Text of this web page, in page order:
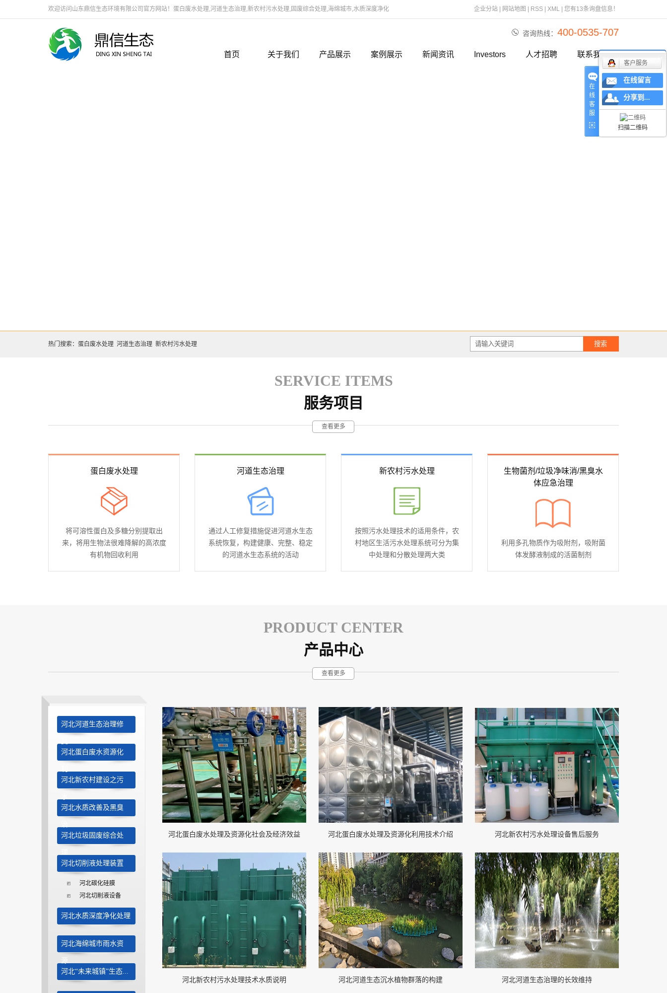
欢迎访问山东鼎信生态环境有限公司官方网站！蛋白废水处理,河道生态治理,新农村污水处理,固废综合处理,海绵城市,水质深度净化 企业分站 网站地图 RSS XML 您有13条询盘信息！
咨询热线： 400-0535-707
首页 关于我们 产品展示 案例展示 新闻资讯 Investors 人才招聘 联系我们
热门搜索： 蛋白废水处理 河道生态治理 新农村污水处理
SERVICE ITEMS
服务项目
查看更多
蛋白废水处理
将可溶性蛋白及多糖分别提取出
来，将用生物法很难降解的高浓度
有机物回收利用
河道生态治理
通过人工修复措施促进河道水生态
系统恢复，构建健康、完整、稳定
的河道水生态系统的活动
新农村污水处理
按照污水处理技术的适用条件，农
村地区生活污水处理系统可分为集
中处理和分散处理两大类
生物菌剂/垃圾净味消/黑臭水
体应急治理
利用多孔物质作为吸附剂，吸附菌
体发酵液制成的活菌制剂
PRODUCT CENTER
产品中心
查看更多
河北河道生态治理修
河北蛋白废水资源化
河北新农村建设之污
河北水质改善及黑臭
河北垃圾固废综合处
河北切削液处理装置
河北碳化硅膜
河北切削液设备
河北水质深度净化处理
河北海绵城市雨水资
源...
河北“未来城镇”生态...
河北蛋白废水处理及资源化社会及经济效益 河北蛋白废水处理及资源化利用技术介绍 河北新农村污水处理设备售后服务
河北新农村污水处理技术水质说明 河北河道生态沉水植物群落的构建 河北河道生态治理的长效维持
在
线
客
服
客户服务
在线留言
分享到...
扫描二维码